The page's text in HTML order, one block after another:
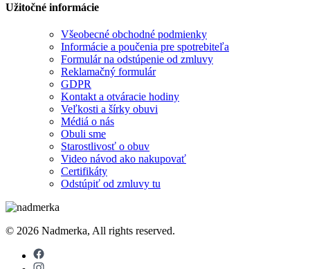
Užitočné informácie
Všeobecné obchodné podmienky
Informácie a poučenia pre spotrebiteľa
Formulár na odstúpenie od zmluvy
Reklamačný formulár
GDPR
Kontakt a otváracie hodiny
Veľkosti a šírky obuvi
Médiá o nás
Obuli sme
Starostlivosť o obuv
Video návod ako nakupovať
Certifikáty
Odstúpiť od zmluvy tu
© 2026 Nadmerka, All rights reserved.